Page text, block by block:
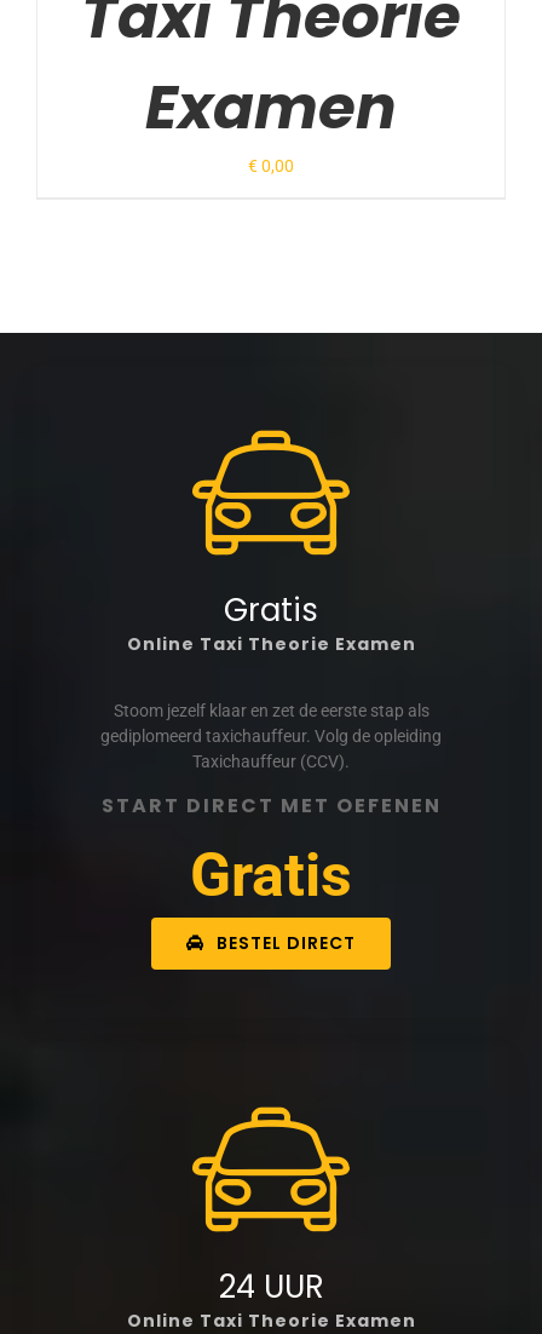
Taxi Theorie
Examen
€0,00
Gratis
Online Taxi Theorie Examen
Stoom jezelf klaar en zet de eerste stap als
gediplomeerd taxichauffeur. Volg de opleiding
Taxichauffeur (CCV).
START DIRECT MET OEFENEN
Gratis
BESTEL DIRECT
24 UUR
Online Taxi Theorie Examen